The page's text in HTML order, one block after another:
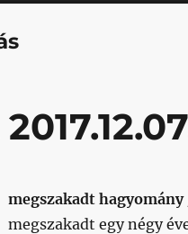
megszakadt
megszakadt egy négy